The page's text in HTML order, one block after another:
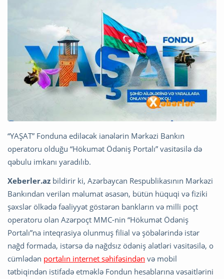
“YAŞAT” Fonduna ediləcək ianələrin Mərkəzi Bankın
operatoru olduğu “Hökumət Ödəniş Portalı” vasitəsilə də
qəbulu imkanı yaradılıb.
Xeberler.az bildirir ki, Azərbaycan Respublikasının Mərkəzi
Bankından verilən məlumat əsasən, bütün hüquqi və fiziki
şəxslər ölkədə fəaliyyət göstərən bankların və milli poçt
operatoru olan Azərpoçt MMC-nin “Hökumət Ödəniş
Portalı”na inteqrasiya olunmuş filial və şöbələrində istər
nağd formada, istərsə də nağdsız ödəniş alətləri vasitəsilə, o
cümlədən portalın internet səhifəsindən və mobil
tətbiqindən istifadə etməklə Fondun hesablarına vəsaitlərini